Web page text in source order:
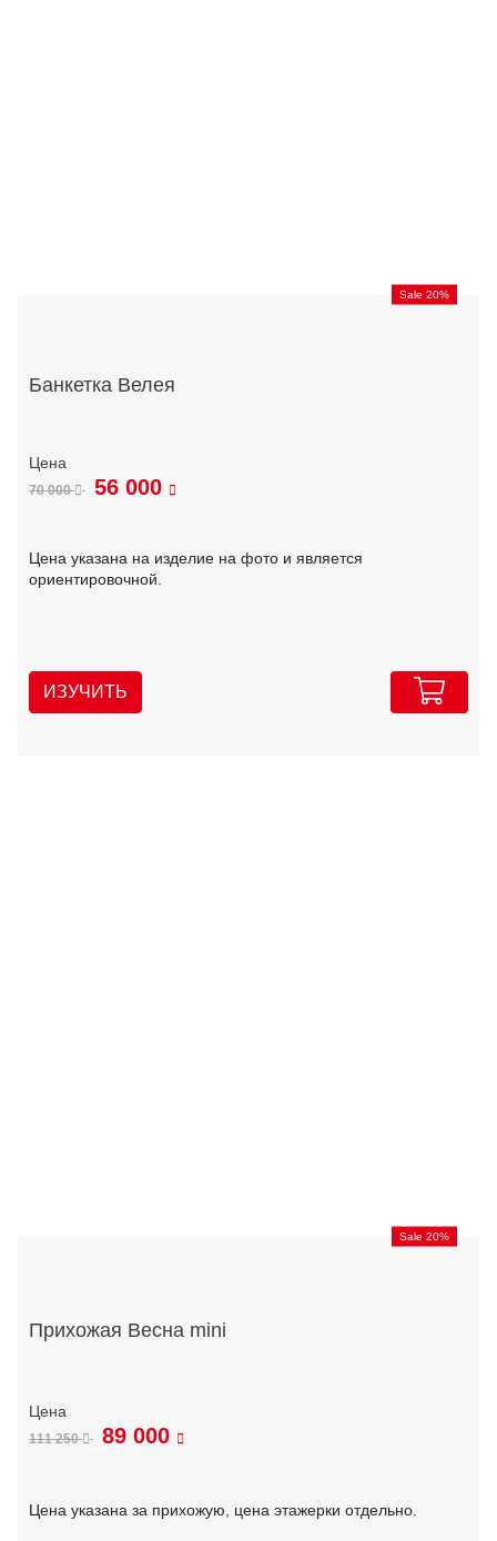
Sale 20%
Банкетка Велея
70 000 56 000
Цена указана на изделие на фото и является
ориентировочной.
ИЗУЧИТЬ
Sale 20%
Прихожая Весна mini
111 250 89 000
Цена указана за прихожую, цена этажерки отдельно.